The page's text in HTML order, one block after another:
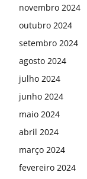
novembro 2024
outubro 2024
setembro 2024
agosto 2024
julho 2024
junho 2024
maio 2024
abril 2024
março 2024
fevereiro 2024